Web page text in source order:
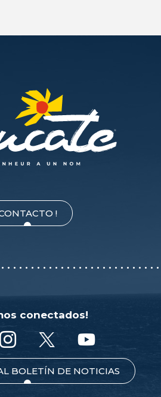
!
conectados!
BOLETÍN DE NOTICIAS